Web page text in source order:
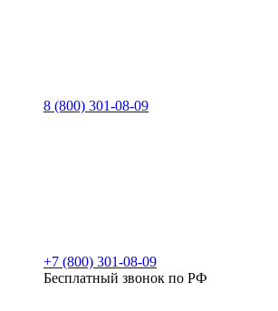
8 (800) 301-08-09
+7 (800) 301-08-09
Бесплатный звонок по РФ